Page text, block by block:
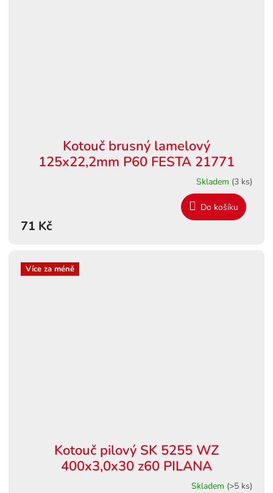
Kotouč brusný lamelový
125x22,2mm P60 FESTA 21771
Skladem (3 ks)
71 Kč
Do košíku
Více za méně
Kotouč pilový SK 5255 WZ
400x3,0x30 z60 PILANA
Skladem (>5 ks)